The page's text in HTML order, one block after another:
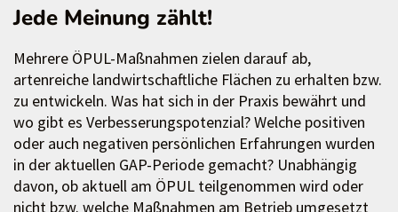
Jede Meinung zählt!
Mehrere ÖPUL-Maßnahmen zielen darauf ab,
artenreiche landwirtschaftliche Flächen zu erhalten bzw.
zu entwickeln. Was hat sich in der Praxis bewährt und
wo gibt es Verbesserungspotenzial? Welche positiven
oder auch negativen persönlichen Erfahrungen wurden
in der aktuellen GAP-Periode gemacht? Unabhängig
davon, ob aktuell am ÖPUL teilgenommen wird oder
nicht bzw. welche Maßnahmen am Betrieb umgesetzt